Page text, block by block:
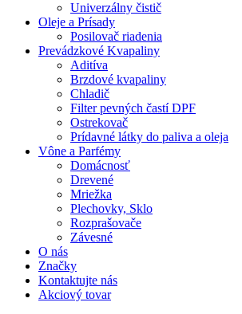
Univerzálny čistič
Oleje a Prísady
Posilovač riadenia
Prevádzkové Kvapaliny
Aditíva
Brzdové kvapaliny
Chladič
Filter pevných častí DPF
Ostrekovač
Prídavné látky do paliva a oleja
Vône a Parfémy
Domácnosť
Drevené
Mriežka
Plechovky, Sklo
Rozprašovače
Závesné
O nás
Značky
Kontaktujte nás
Akciový tovar